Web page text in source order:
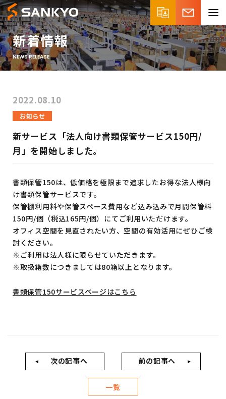
新着情報
NEWS RELEASE
2022.08.10
お知らせ
新サービス「法人向け書類保管サービス150円/
月」を開始しました。
書類保管150は、低価格を極限まで追求したお得な法人様向
け書類保管サービスです。
保管棚利用料や保管スペース費用など込み込みで月間保管料
150円/個（税込165円/個）にてご利用いただけます。
オフィス空間を見直されたい方、空間の有効活用にぜひご検
討ください。
※ご利用は法人様に限らせていただきます。
※取扱箱数につきましては80箱以上となります。
書類保管150サービスページはこちら
次の記事へ
一覧
前の記事へ